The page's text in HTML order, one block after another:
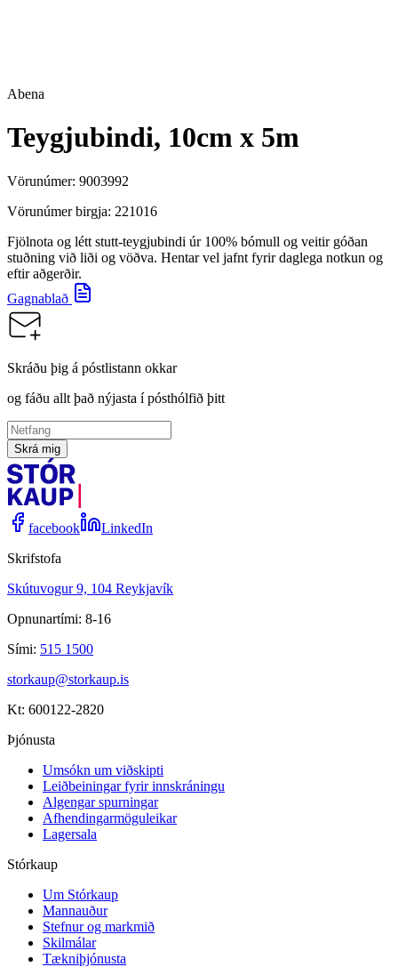
Abena
Teygjubindi, 10cm x 5m
Vörunúmer: 9003992
Vörunúmer birgja: 221016
Fjölnota og létt stutt-teygjubindi úr 100% bómull og veitir góðan
stuðning við liði og vöðva. Hentar vel jafnt fyrir daglega notkun og
eftir aðgerðir.
Gagnablað
Skráðu þig á póstlistann okkar
og fáðu allt það nýjasta í pósthólfið þitt
Skrá mig
facebook
LinkedIn
Skrifstofa
Skútuvogur 9, 104 Reykjavík
Opnunartími: 8-16
Sími: 515 1500
storkaup@storkaup.is
Kt: 600122-2820
Þjónusta
Umsókn um viðskipti
Leiðbeiningar fyrir innskráningu
Algengar spurningar
Afhendingarmöguleikar
Lagersala
Stórkaup
Um Stórkaup
Mannauður
Stefnur og markmið
Skilmálar
Tækniþjónusta